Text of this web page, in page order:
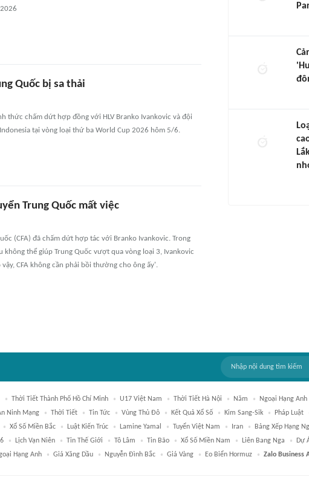
Quốc bị sa thải
thức chấm dứt hợp đồng với HLV Branko Ivankovic và đội
tại vòng loại thứ ba World Cup 2026 hôm 5/6.
Trung Quốc mất việc
(CFA) đã chấm dứt hợp tác với Branko Ivankovic. Trong
không thể giúp Trung Quốc vượt qua vòng loại 3, Ivankovic
CFA không cần phải bồi thường cho ông ấy'.
Thời Tiết Thành Phố Hồ Chí Minh U17 Việt Nam Thời Tiết Hà Nội Năm Ngoại Hạng Anh
Ninh Mạng Thời Tiết Tin Tức Vùng Thủ Đô Kết Quả Xổ Số Kim Sang-Sik Pháp Luật
Xổ Số Miền Bắc Luật Kiến Trúc Lamine Yamal Tuyển Việt Nam Iran Bảng Xếp Hạng
Lịch Vạn Niên Tin Thế Giới Tô Lâm Tin Bão Xổ Số Miền Nam Liên Bang Nga
Dự
Hạng Anh Giá Xăng Dầu Nguyễn Đình Bắc Giá Vàng Eo Biển Hormuz Zalo Business